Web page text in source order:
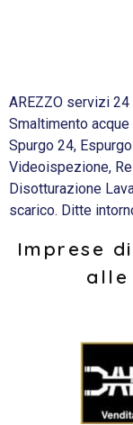
AREZZO servizi
Smaltimento
Spurgo 24,
Videoispezione,
Disotturazione
scarico. Ditte
Imprese
alle